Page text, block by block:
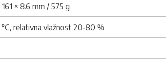
161 × 8.6 mm / 575 g
relativna vlažnost 20-80 %